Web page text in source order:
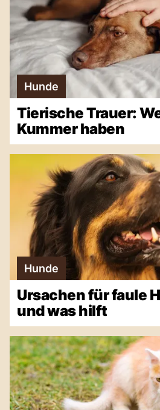
Hunde
Tierische Trauer:
Kummer haben
Hunde
Ursachen für faule
und was hilft